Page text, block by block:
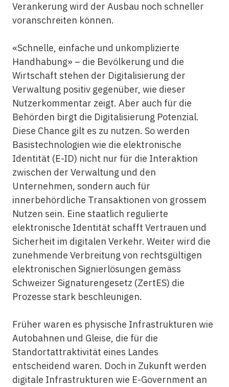
Verankerung wird der Ausbau noch schneller
voranschreiten können.
«Schnelle, einfache und unkomplizierte
Handhabung» – die Bevölkerung und die
Wirtschaft stehen der Digitalisierung der
Verwaltung positiv gegenüber, wie dieser
Nutzerkommentar zeigt. Aber auch für die
Behörden birgt die Digitalisierung Potenzial.
Diese Chance gilt es zu nutzen. So werden
Basistechnologien wie die elektronische
Identität (E-ID) nicht nur für die Interaktion
zwischen der Verwaltung und den
Unternehmen, sondern auch für
innerbehördliche Transaktionen von grossem
Nutzen sein. Eine staatlich regulierte
elektronische Identität schafft Vertrauen und
Sicherheit im digitalen Verkehr. Weiter wird die
zunehmende Verbreitung von rechtsgültigen
elektronischen Signierlösungen gemäss
Schweizer Signaturengesetz (ZertES) die
Prozesse stark beschleunigen.
Früher waren es physische Infrastrukturen wie
Autobahnen und Gleise, die für die
Standortattraktivität eines Landes
entscheidend waren. Doch in Zukunft werden
digitale Infrastrukturen wie E-Government an